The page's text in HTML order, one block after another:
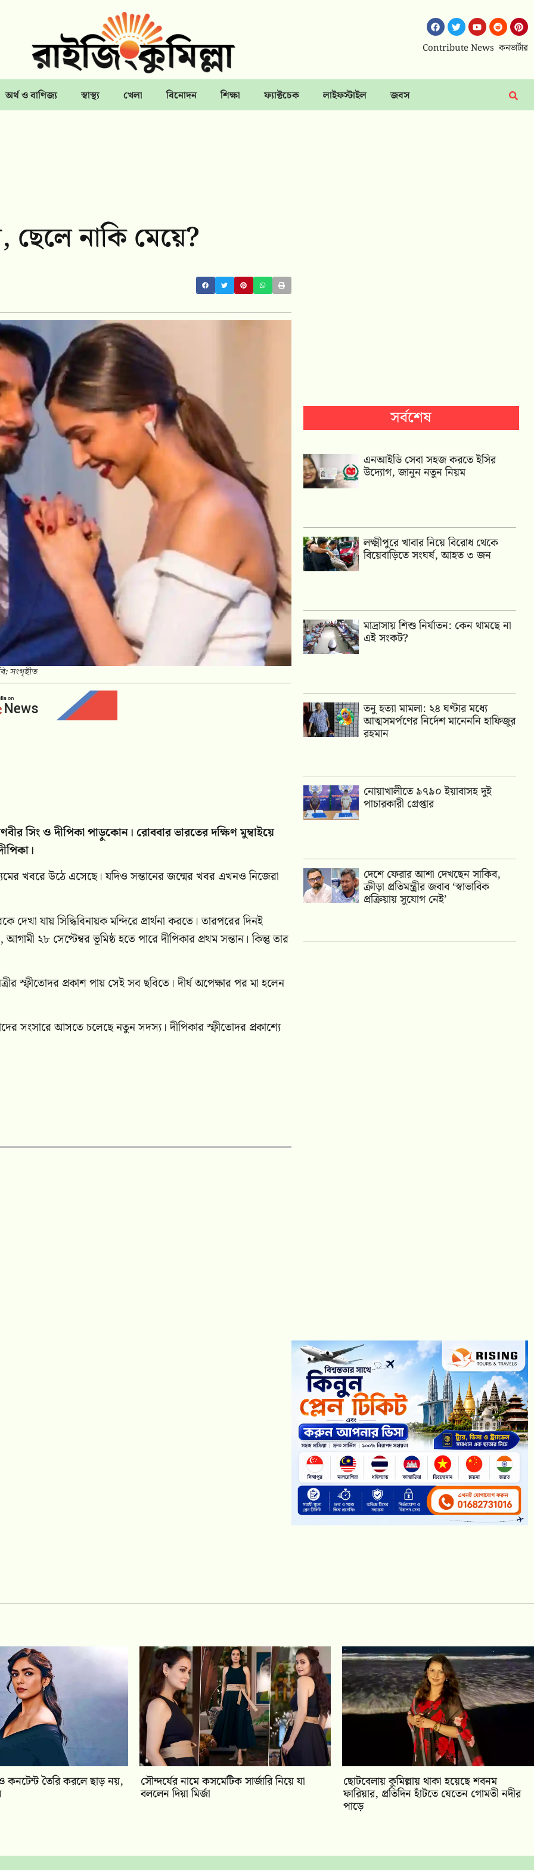
Contribute News কনভার্টার
অর্থ ও বাণিজ্য স্বাস্থ্য খেলা বিনোদন শিক্ষা ফ্যাক্টচেক লাইফস্টাইল জবস
নাকি মেয়ে?
সংগৃহীত
সিং ও দীপিকা পাড়ুকোন। রোববার ভারতের দক্ষিণ মুম্বাইয়ে
খবরে উঠে এসেছে। যদিও সন্তানের জন্মের খবর এখনও নিজেরা
যায় সিদ্ধিবিনায়ক মন্দিরে প্রার্থনা করতে। তারপরের দিনই
২৮ সেপ্টেম্বর ভূমিষ্ঠ হতে পারে দীপিকার প্রথম সন্তান। কিন্তু তার
স্ফীতোদর প্রকাশ পায় সেই সব ছবিতে। দীর্ঘ অপেক্ষার পর মা হলেন
সংসারে আসতে চলেছে নতুন সদস্য। দীপিকার স্ফীতোদর প্রকাশ্যে
সর্বশেষ
এনআইডি সেবা সহজ করতে ইসির
উদ্যোগ, জানুন নতুন নিয়ম
লক্ষ্মীপুরে খাবার নিয়ে বিরোধ থেকে
বিয়েবাড়িতে সংঘর্ষ, আহত ৩ জন
মাদ্রাসায় শিশু নির্যাতন: কেন থামছে না
এই সংকট?
তনু হত্যা মামলা: ২৪ ঘণ্টার মধ্যে
আত্মসমর্পণের নির্দেশ মানেননি হাফিজুর
রহমান
নোয়াখালীতে ৯৭৯০ ইয়াবাসহ দুই
পাচারকারী গ্রেপ্তার
দেশে ফেরার আশা দেখছেন সাকিব,
ক্রীড়া প্রতিমন্ত্রীর জবাব ‘স্বাভাবিক
প্রক্রিয়ায় সুযোগ নেই’
কনটেন্ট তৈরি করলে ছাড় নয়, সৌন্দর্যের নামে কসমেটিক সার্জারি নিয়ে যা
বললেন দিয়া মির্জা
ছোটবেলায় কুমিল্লায় থাকা হয়েছে শবনম
ফারিয়ার, প্রতিদিন হাঁটতে যেতেন গোমতী নদীর
পাড়ে